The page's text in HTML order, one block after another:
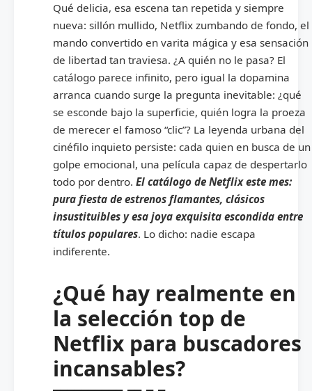
Qué delicia, esa escena tan repetida y siempre
nueva: sillón mullido, Netflix zumbando de fondo, el
mando convertido en varita mágica y esa sensación
de libertad tan traviesa. ¿A quién no le pasa? El
catálogo parece infinito, pero igual la dopamina
arranca cuando surge la pregunta inevitable: ¿qué
se esconde bajo la superficie, quién logra la proeza
de merecer el famoso “clic”? La leyenda urbana del
cinéfilo inquieto persiste: cada quien en busca de un
golpe emocional, una película capaz de despertarlo
todo por dentro. El catálogo de Netflix este mes:
pura fiesta de estrenos flamantes, clásicos
insustituibles y esa joya exquisita escondida entre
títulos populares. Lo dicho: nadie escapa
indiferente.
¿Qué hay realmente en
la selección top de
Netflix para buscadores
incansables?